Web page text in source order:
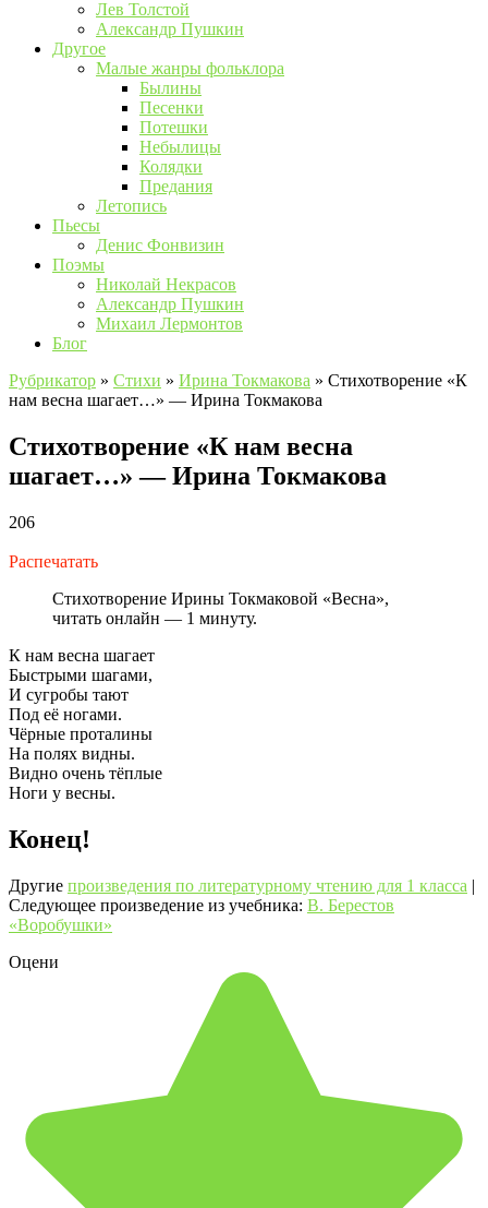
Лев Толстой
Александр Пушкин
Другое
Малые жанры фольклора
Былины
Песенки
Потешки
Небылицы
Колядки
Предания
Летопись
Пьесы
Денис Фонвизин
Поэмы
Николай Некрасов
Александр Пушкин
Михаил Лермонтов
Блог
Рубрикатор » Стихи » Ирина Токмакова » Стихотворение «К
нам весна шагает…» — Ирина Токмакова
Стихотворение «К нам весна
шагает…» — Ирина Токмакова
206
Распечатать
Стихотворение Ирины Токмаковой «Весна»,
читать онлайн — 1 минуту.
К нам весна шагает
Быстрыми шагами,
И сугробы тают
Под её ногами.
Чёрные проталины
На полях видны.
Видно очень тёплые
Ноги у весны.
Конец!
Другие произведения по литературному чтению для 1 класса |
Следующее произведение из учебника: В. Берестов
«Воробушки»
Оцени